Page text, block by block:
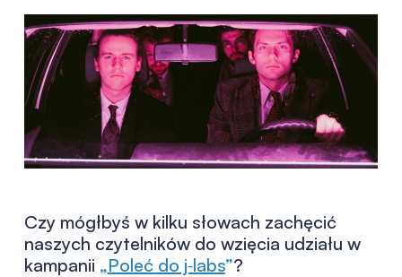
Czy mógłbyś w kilku słowach zachęcić
naszych czytelników do wzięcia udziału w
kampanii „Poleć do j‑labs”?